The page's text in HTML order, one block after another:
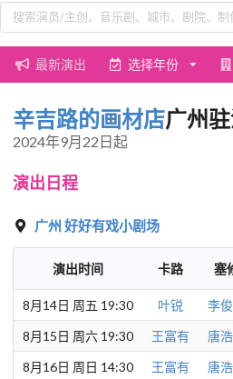
最新演出 选择年份
辛吉路的画材店广州
2024年9月22日起
演出日程
广州好好有戏小剧场
演出时间 卡路 塞
8月14日 周五 19:30 叶锐 李
8月15日 周六 19:30
王富有 唐
8月16日 周日 14:30
王富有 唐